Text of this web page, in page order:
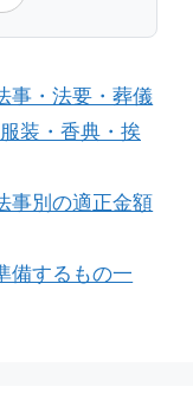
事・法要・葬儀
装・香典・挨
事別の適正金額
備するもの一